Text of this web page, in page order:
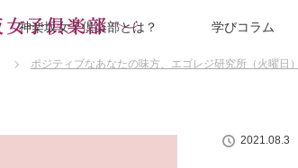
神楽坂女子倶楽部とは？ 学びコラム
ポジティブなあなたの味方、エゴレジ研究所（火曜日）
2021.08.3